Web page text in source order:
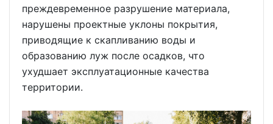
преждевременное разрушение материала,
нарушены проектные уклоны покрытия,
приводящие к скапливанию воды и
образованию луж после осадков, что
ухудшает эксплуатационные качества
территории.